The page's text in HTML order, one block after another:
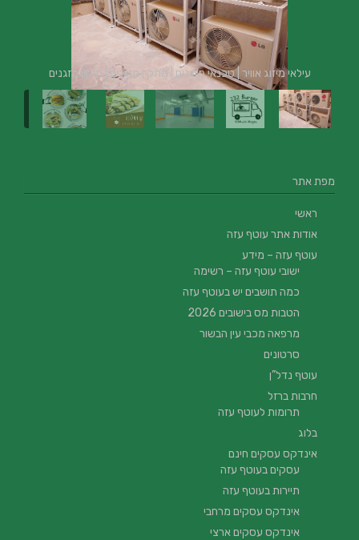
עילאי מיזוג אוויר | טכנאי מזגנים | מתקין מזגנים | תיקון מזגנים
מפת אתר
ראשי
אודות אתר עוטף עזה
עוטף עזה – מידע
ישובי עוטף עזה – רשימה
כמה תושבים יש בעוטף עזה
הטבות מס בישובים 2026
מרפאה מכבי עין הבשור
סרטונים
עוטף נדל”ן
חרבות ברזל
תרומות לעוטף עזה
בלוג
אינדקס עסקים חינם
עסקים בעוטף עזה
תיירות בעוטף עזה
אינדקס עסקים מרחבי
אינדקס עסקים ארצי